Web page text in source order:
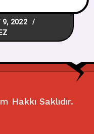
yüzden geldim,
gereken
seni
9, 2022
Hakkı Saklıdır.